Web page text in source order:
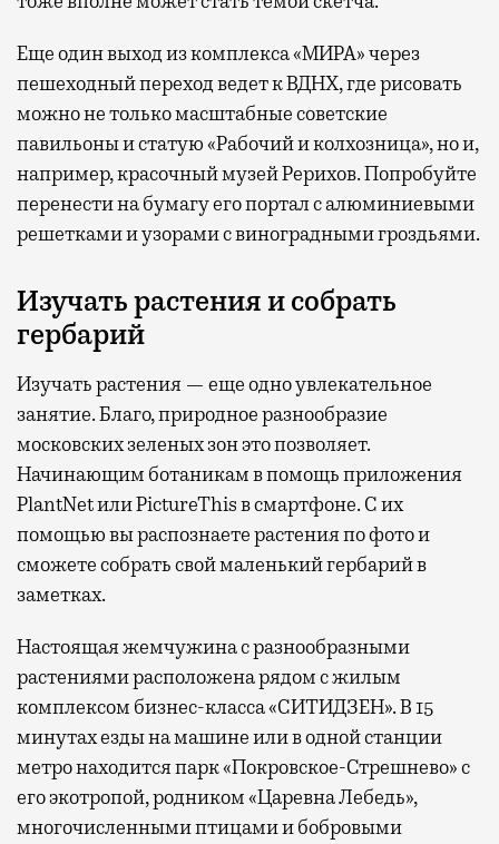
Еще один выход из комплекса «МИРА» через
пешеходный переход ведет к ВДНХ, где рисовать
можно не только масштабные советские
павильоны и статую «Рабочий и колхозница», но и,
например, красочный музей Рерихов. Попробуйте
перенести на бумагу его портал с алюминиевыми
решетками и узорами с виноградными гроздьями.
Изучать растения и собрать
гербарий
Изучать растения — еще одно увлекательное
занятие. Благо, природное разнообразие
московских зеленых зон это позволяет.
Начинающим ботаникам в помощь приложения
PlantNet или PictureThis в смартфоне. С их
помощью вы распознаете растения по фото и
сможете собрать свой маленький гербарий в
заметках.
Настоящая жемчужина с разнообразными
растениями расположена рядом с жилым
комплексом бизнес-класса «СИТИДЗЕН». В 15
минутах езды на машине или в одной станции
метро находится парк «Покровское-Стрешнево» с
его экотропой, родником «Царевна Лебедь»,
многочисленными птицами и бобровыми